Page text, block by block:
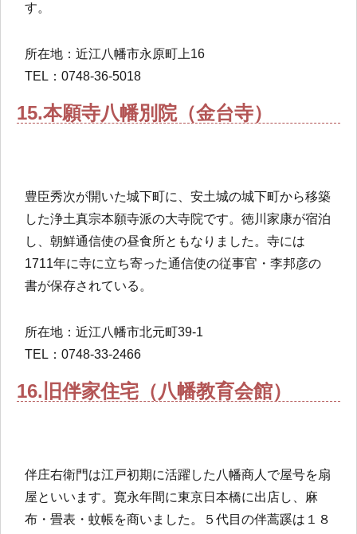
す。
所在地：近江八幡市永原町上16
TEL：0748-36-5018
15.本願寺八幡別院（金台寺）
豊臣秀次が開いた城下町に、安土城の城下町から移築
した浄土真宗本願寺派の大寺院です。徳川家康が宿泊
し、朝鮮通信使の昼食所ともなりました。寺には
1711年に寺に立ち寄った通信使の従事官・李邦彦の
書が保存されている。
所在地：近江八幡市北元町39-1
TEL：0748-33-2466
16.旧伴家住宅（八幡教育会館）
伴庄右衛門は江戸初期に活躍した八幡商人で屋号を扇
屋といいます。寛永年間に東京日本橋に出店し、麻
布・畳表・蚊帳を商いました。５代目の伴蒿蹊は１８